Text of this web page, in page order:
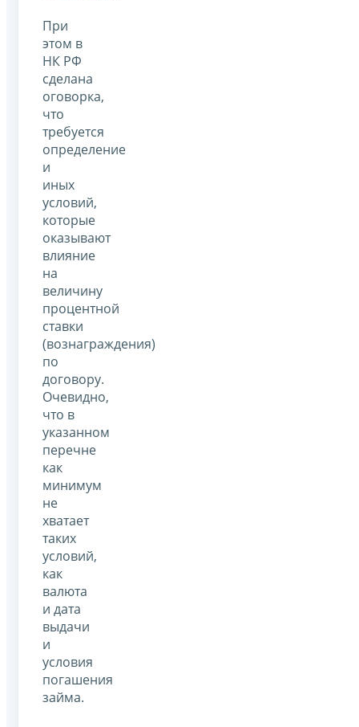
При
этом в
НК РФ
сделана
оговорка,
что
требуется
определение
и
иных
условий,
которые
оказывают
влияние
на
величину
процентной
ставки
(вознаграждения)
по
договору.
Очевидно,
что в
указанном
перечне
как
минимум
не
хватает
таких
условий,
как
валюта
и дата
выдачи
и
условия
погашения
займа.